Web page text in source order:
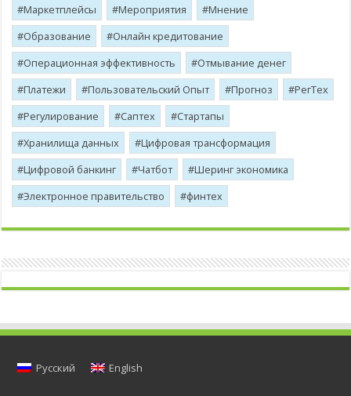
Маркетплейсы
Мероприятия
Мнение
Образование
Онлайн кредитование
Операционная эффективность
Отмывание денег
Платежи
Пользовательский Опыт Прогноз
РегТех
Регулирование
Саптех
Стартапы
Хранилища данных
Цифровая трансформация
Цифровой банкинг
Чатбот
Шеринг экономика
Электронное правительство
финтех
Русский English